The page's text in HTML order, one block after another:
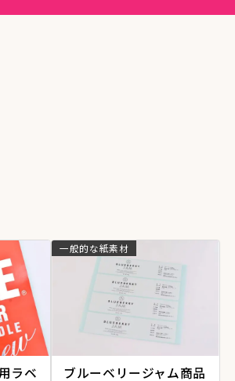
ラベ
一般的な紙素材
ブルーベリージャム商品